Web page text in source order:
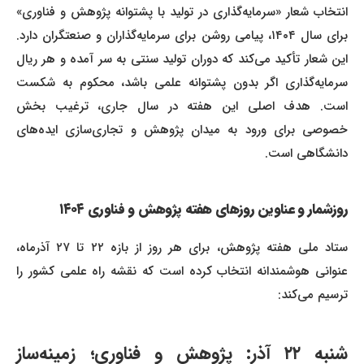
انتخاب شعار «سرمایه‌گذاری در تولید با پشتوانه پژوهش و فناوری»
برای سال ۱۴۰۴، پیامی روشن برای سرمایه‌گذاران و صنعتگران دارد.
این شعار تأکید می‌کند که دوران تولید سنتی به سر آمده و هر ریال
سرمایه‌گذاری اگر بدون پشتوانه علمی باشد، محکوم به شکست
است. هدف اصلی این هفته در سال جاری، ترغیب بخش
خصوصی برای ورود به میدان پژوهش و تجاری‌سازی ایده‌های
دانشگاهی است.
روزشمار و عناوین روزهای هفته پژوهش و فناوری ۱۴۰۴
ستاد ملی هفته پژوهش، برای هر روز از بازه ۲۲ تا ۲۷ آذرماه،
عنوانی هوشمندانه انتخاب کرده است که نقشه راه علمی کشور را
ترسیم می‌کند:
شنبه ۲۲ آذر: پژوهش و فناوری؛ زمینه‌ساز